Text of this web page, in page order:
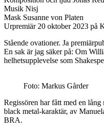
Musik Nisj
Mask Susanne von Platen
Urpremiär 20 oktober 2023 på
Stående ovationer. Ja
En sak är jag säker på: Om
helhetsupplevelse som
Foto: Markus Gårder
Regissören har fått med en
black metal-karaktär, av
BRA.